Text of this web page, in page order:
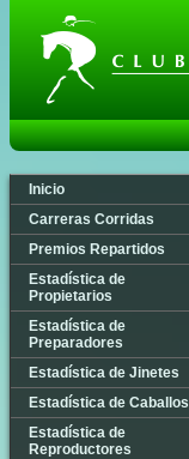
Inicio
Carreras Corridas
Premios Repartidos
Estadística de
Propietarios
Estadística de
Preparadores
Estadística de Jinetes
Estadística de Caballos
Estadística de
Reproductores